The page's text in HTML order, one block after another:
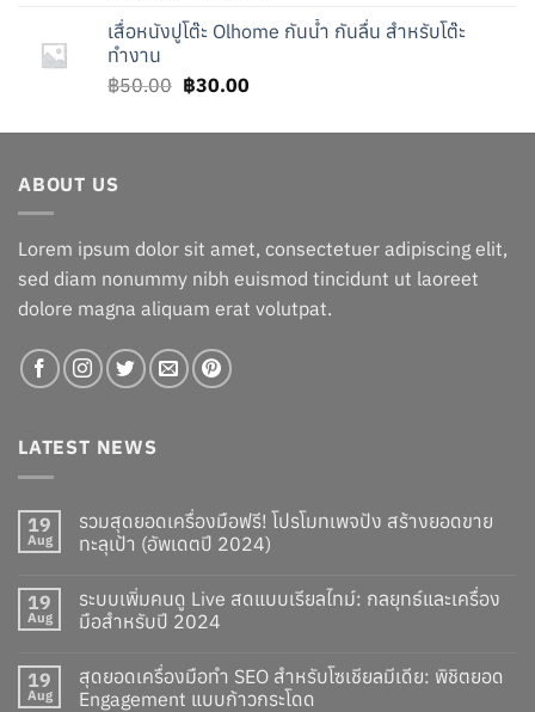
was:
is:
เสื่อหนังปูโต๊ะ Olhome กันน้ำ กันลื่น สำหรับโต๊ะ
ทำงาน
฿50.00 Original
was:
฿30.00Current
is:
ABOUT US
Lorem ipsum dolor sit amet, consectetuer adipiscing elit,
sed diam nonummy nibh euismod tincidunt ut laoreet
dolore magna aliquam erat volutpat.
LATEST NEWS
19
Aug
รวมสุดยอดเครื่องมือฟรี! โปรโมทเพจปัง สร้างยอดขาย
ทะลุเป้า (อัพเดตปี 2024)
19
Aug
ระบบเพิ่มคนดู Live สดแบบเรียลไทม์: กลยุทธ์และเครื่อง
มือสำหรับปี 2024
19
Aug
สุดยอดเครื่องมือทำ SEO สำหรับโซเชียลมีเดีย: พิชิตยอด
Engagement แบบก้าวกระโดด